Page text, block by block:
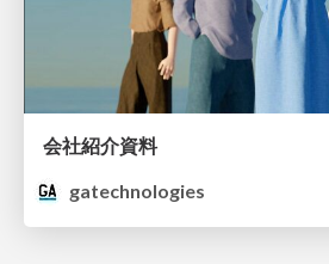
会社紹介資料
gatechnologies